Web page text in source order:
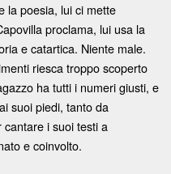
la poesia, lui ci mette
proclama, lui usa la
e catartica. Niente male.
riesca troppo scoperto
ha tutti i numeri giusti, e
suoi piedi, tanto da
i suoi testi a
e coinvolto.